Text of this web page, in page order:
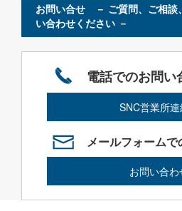
お問い合せ － ご質問、ご相談
い合わせください －
電話でのお問い
SNC営業所
メールフォーム
お問い合わ